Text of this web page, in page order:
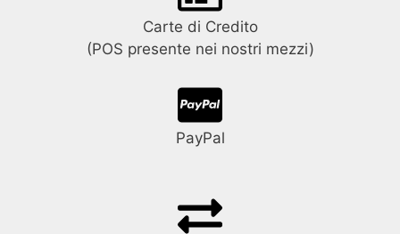
Carte di Credito
(POS presente nei nostri mezzi)
PayPal